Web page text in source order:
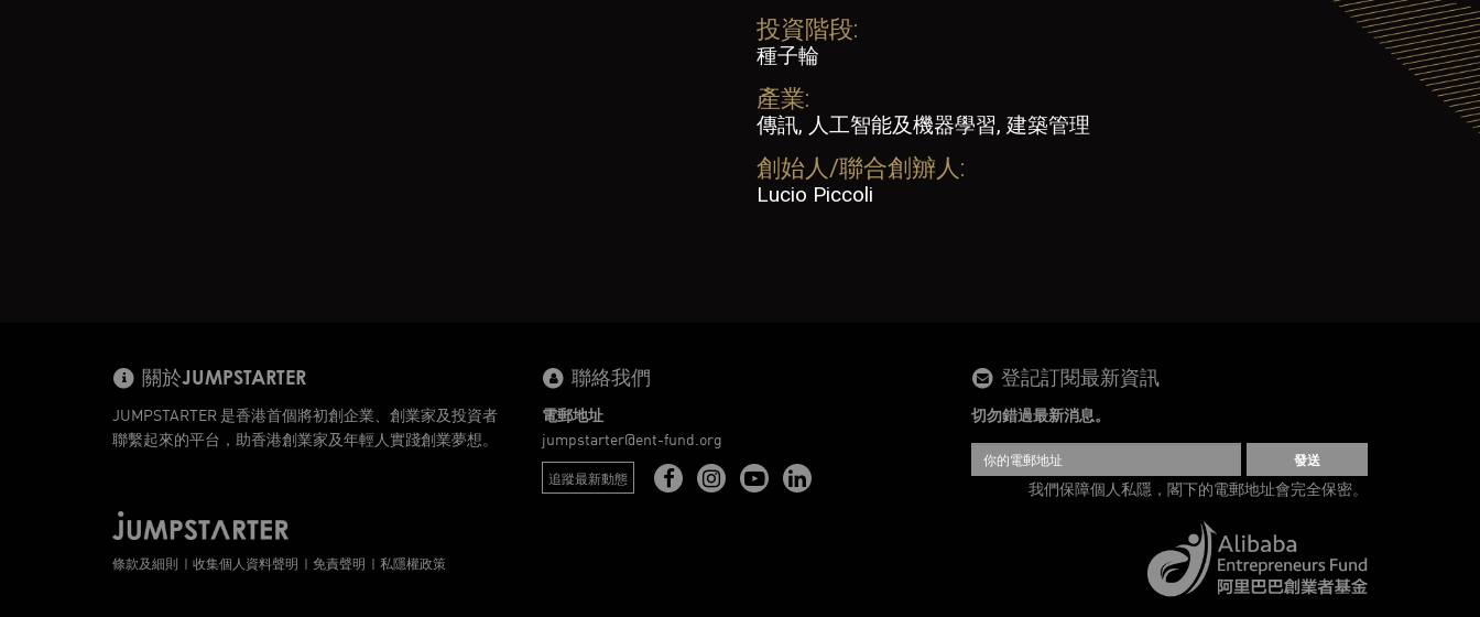
投資階段:
種子輪
產業:
傳訊, 人工智能及機器學習, 建築管理
創始人/聯合創辧人:
Lucio Piccoli
關於JUMPSTARTER
JUMPSTARTER 是香港首個將初創企業、創業家及投資者
聯繫起來的平台，助香港創業家及年輕人實踐創業夢想。
聯絡我們
電郵地址
jumpstarter@ent-fund.org
追蹤最新動態
登記訂閱最新資訊
切勿錯過最新消息。
發送
我們保障個人私隱，閣下的電郵地址會完全保密。
條款及細則 收集個人資料聲明 免責聲明 私隱權政策